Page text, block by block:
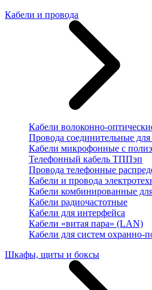
Кабели и провода
Кабели волоконно-
Провода соединительные для
Кабели микрофонные с
Телефонный кабель ТППэп
Провода телефонные
Кабели и провода
Кабели комбинированные
Кабели радиочастотные
Кабели для интерфейса
Кабели «витая пара» (LAN)
Кабели для систем охранно-
Шкафы, щиты и боксы